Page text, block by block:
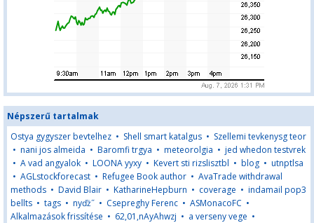
Népszerű tartalmak
Ostya gygyszer bevtelhez • Shell smart katalgus • Szellemi tevkenysg teor
• nani jos almeida • Baromfi trgya • meteorolgia • jed whedon testvrek
• A vad angyalok • LOONA yyxy • Kevert sti rizslisztbl • blog • utnptlsa
• AGLstockforecast • Refugee Book author • AvaTrade withdrawal
methods • David Blair • KatharineHepburn • coverage • indamail pop3
bellts • tags • nyďż˝ • Csepreghy Ferenc • ASMonacoFC •
Alkalmazások frissítése • 62,01,nAyAhwzj • a verseny vege •